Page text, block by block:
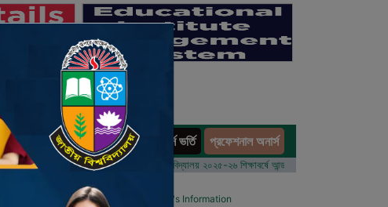
Results অনার্স ভর্তি প্রফেশনাল অনার্স
১ম বর্ষের ভর্তি আবেদন বিজ্ঞপ্তি ঢাকা বিশ্ববিদ্যালয় ২০২৫-২৬ শিক্ষাবর্ষে আন্ডারগ্র্যাজুয়েট প্রোগ্রামে ভর্তি
Details Primary School's Information